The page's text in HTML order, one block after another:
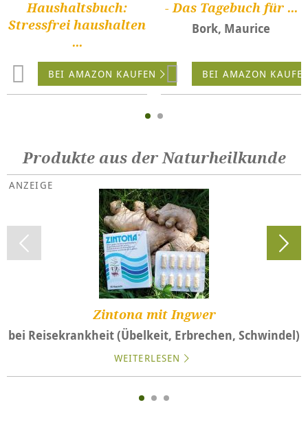
Haushaltsbuch:
Stressfrei haushalten
...
BEI AMAZON KAUFEN
- Das Tagebuch für ...
Bork, Maurice
BEI AMAZON
Produkte aus der Naturheilkunde
Zintona mit Ingwer
bei Reisekrankheit (Übelkeit, Erbrechen, Schwindel)
WEITERLESEN